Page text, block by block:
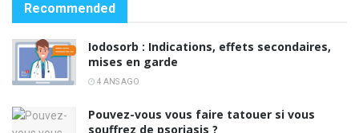
Recommended
Iodosorb : Indications, effets secondaires,
mises en garde
4 ANS AGO
Pouvez-vous vous faire tatouer si vous
souffrez de psoriasis ?